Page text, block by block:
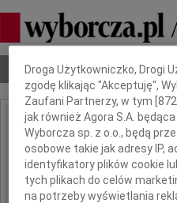
Nekrologi Odeszli Poradnik
IMIĘ I NAZWISKO:
REGION: Lublin
DATA EMISJI: 07.11.2009
Dbamy o Twoją prywatność
Droga Użytkowniczko, Drogi
zgodę klikając "Akceptuję",
Zaufani Partnerzy, w tym [872
jak również Agora S.A.
Wyborcza sp. z o.o., będą
osobowe takie jak adresy IP,
identyfikatory plików cookie
tych plikach do celów
na potrzeby wyświetlania